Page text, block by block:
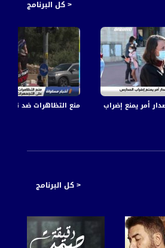
< كل البرنامج
منع التظاهرات ضد يمنع إضراب المدارس
< كل البرنامج